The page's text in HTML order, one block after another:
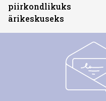
piirkondlikuks
ärikeskuseks